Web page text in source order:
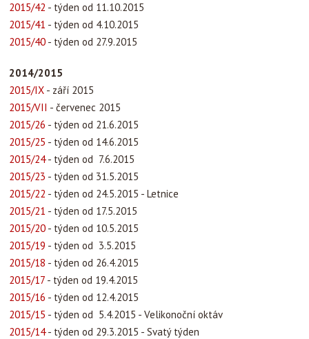
2015/42 - týden od 11.10.2015
2015/41 - týden od 4.10.2015
2015/40 - týden od 27.9.2015
2014/2015
2015/IX - září 2015
2015/VII - červenec 2015
2015/26 - týden od 21.6.2015
2015/25 - týden od 14.6.2015
2015/24- týden od 7.6.2015
2015/23 - týden od 31.5.2015
2015/22 - týden od 24.5.2015 - Letnice
2015/21 - týden od 17.5.2015
2015/20 - týden od 10.5.2015
2015/19 - týden od 3.5.2015
2015/18 - týden od 26.4.2015
2015/17 - týden od 19.4.2015
2015/16 - týden od 12.4.2015
2015/15 - týden od 5.4.2015 - Velikonoční oktáv
2015/14- týden od 29.3.2015 - Svatý týden